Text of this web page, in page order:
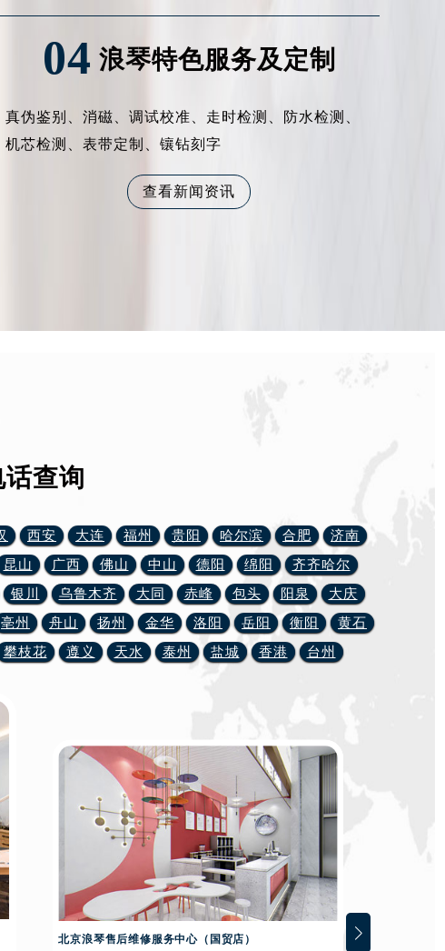
04 浪琴特色服务及定制
真伪鉴别、消磁、调试校准、走时检测、防水检测、
机芯检测、表带定制、镶钻刻字
查看新闻资讯
查询
西安 大连 福州 贵阳 哈尔滨 合肥
济南
昆山 广西 佛山 中山 德阳 绵阳
齐齐哈尔
银川 乌鲁木齐 大同 赤峰 包头 阳泉
大庆
亳州 舟山 扬州 金华 洛阳 岳阳 衡阳
黄石
攀枝花 遵义 天水 泰州 盐城 香港 台州
北京浪琴售后维修服务中心（国贸店）